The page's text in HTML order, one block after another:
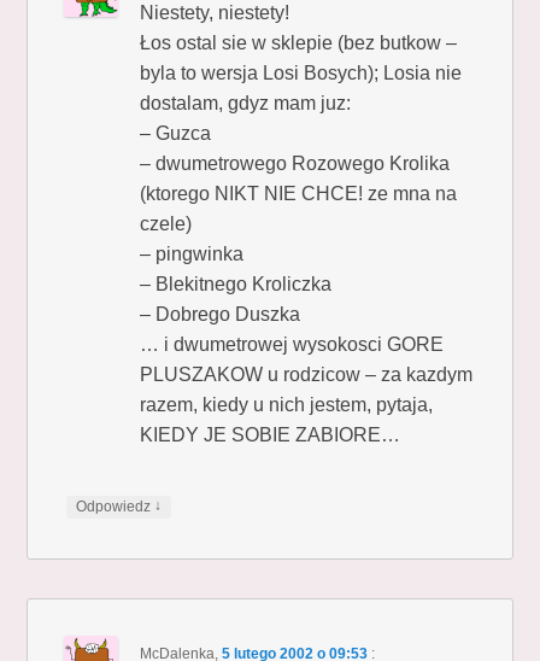
Niestety, niestety!
Łos ostal sie w sklepie (bez butkow –
byla to wersja Losi Bosych); Losia nie
dostalam, gdyz mam juz:
– Guzca
– dwumetrowego Rozowego Krolika
(ktorego NIKT NIE CHCE! ze mna na
czele)
– pingwinka
– Blekitnego Kroliczka
– Dobrego Duszka
… i dwumetrowej wysokosci GORE
PLUSZAKOW u rodzicow – za kazdym
razem, kiedy u nich jestem, pytaja,
KIEDY JE SOBIE ZABIORE…
Odpowiedz ↓
McDalenka,5 lutego 2002 o 09:53 :